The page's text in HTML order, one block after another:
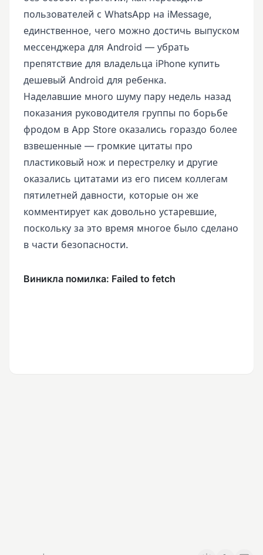
пользователей с WhatsApp на iMessage,
единственное, чего можно достичь выпуском
мессенджера для Android — убрать
препятствие для владельца iPhone купить
дешевый Android для ребенка.
Наделавшие много шуму пару недель назад
показания руководителя группы по борьбе
фродом в App Store оказались гораздо более
взвешенные — громкие цитаты про
пластиковый нож и перестрелку и другие
оказались цитатами из его писем коллегам
пятилетней давности, которые он же
комментирует как довольно устаревшие,
поскольку за это время многое было сделано
в части безопасности.